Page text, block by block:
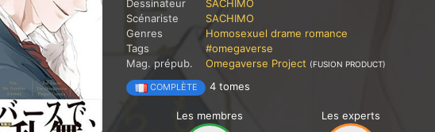
Dessinateur
SACHIMO
Scénariste
SACHIMO
Genres
Homosexuel drame romance
Tags
#omegaverse
Mag. prépub.
Omegaverse Project (FUSION PRODUCT)
COMPLÈTE 4 tomes
Les membres Les experts